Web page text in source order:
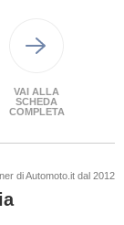
VAI ALLA
SCHEDA
COMPLETA
di Automoto.it dal 2012